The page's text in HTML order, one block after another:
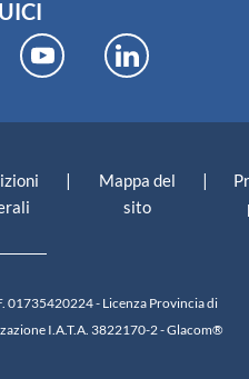
|
Mappa del
sito
|
01735420224 - Licenza Provincia di
I.A.T.A. 3822170-2 -Glacom®